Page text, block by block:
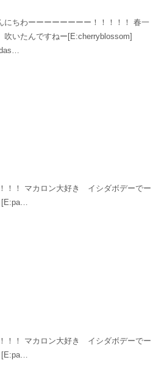
にちわーーーーーーーー！！！！！ 春一
いたんですねー[E:cherryblossom]
！！ マカロン大好き イシダボデーでー
[E:pa…
！！ マカロン大好き イシダボデーでー